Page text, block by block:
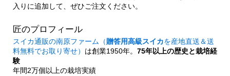
入りに追加して、ぜひご注文ください。
匠のプロフィール
スイカ通販の南原ファーム（贈答用高級スイカを産地直送＆送
料無料でお取り寄せ） は創業1950年。 75年以上の歴史と栽培経
験
年間2万個以上の栽培実績